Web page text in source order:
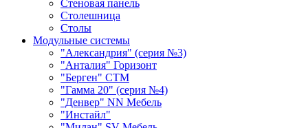
Стеновая панель
Столешница
Столы
Модульные системы
"Александрия" (серия №3)
"Анталия" Горизонт
"Берген" СТМ
"Гамма 20" (серия №4)
"Денвер" NN Мебель
"Инстайл"